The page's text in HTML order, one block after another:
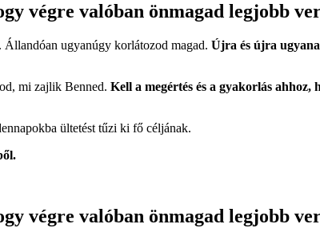
végre valóban önmagad legjobb
Állandóan ugyanúgy korlátozod magad. Újra és újra
mi zajlik Benned. Kell a megértés és a gyakorlás ahhoz,
ültetést tűzi ki fő céljának.
végre valóban önmagad legjobb